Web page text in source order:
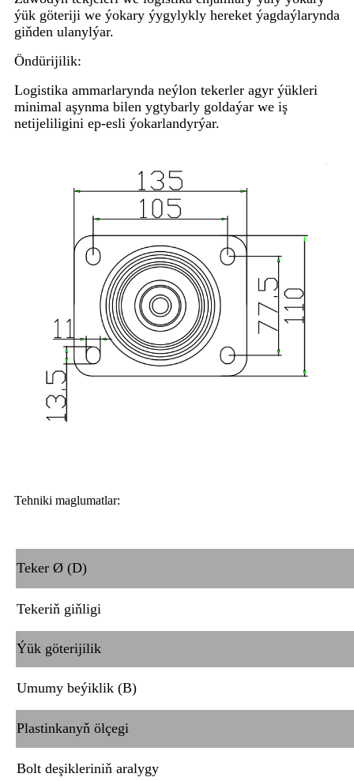
ýük göteriji we ýokary ýygylykly hereket ýagdaýlarynda
giňden ulanylýar.
Öndürijilik:
Logistika ammarlarynda neýlon tekerler agyr ýükleri
minimal aşynma bilen ygtybarly goldaýar we iş
netijeliligini ep-esli ýokarlandyrýar.
Tehniki maglumatlar:
Teker Ø (D)
Tekeriň giňligi
Ýük göterijilik
Umumy beýiklik (B)
Plastinkanyň ölçegi
Bolt deşikleriniň aralygy